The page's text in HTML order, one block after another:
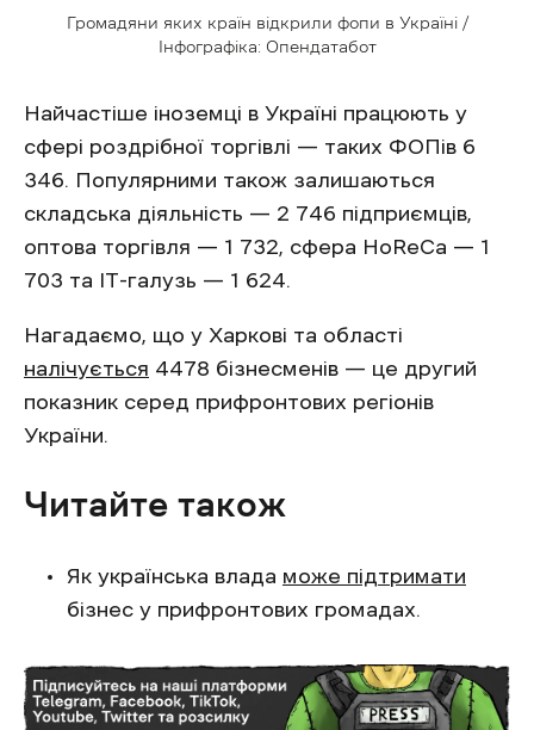
Громадяни яких країн відкрили фопи в Україні /
Інфографіка: Опендатабот
Найчастіше іноземці в Україні працюють у
сфері роздрібної торгівлі — таких ФОПів 6
346. Популярними також залишаються
складська діяльність — 2 746 підприємців,
оптова торгівля — 1 732, сфера HoReCa — 1
703 та ІТ-галузь — 1 624.
Нагадаємо, що у Харкові та області
налічується 4478 бізнесменів — це другий
показник серед прифронтових регіонів
України.
Читайте також
Як українська влада може підтримати
бізнес у прифронтових громадах.